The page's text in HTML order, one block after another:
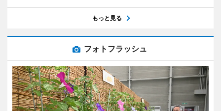
もっと見る
フォトフラッシュ